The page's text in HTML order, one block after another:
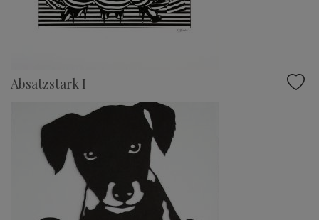
Absatzstark I